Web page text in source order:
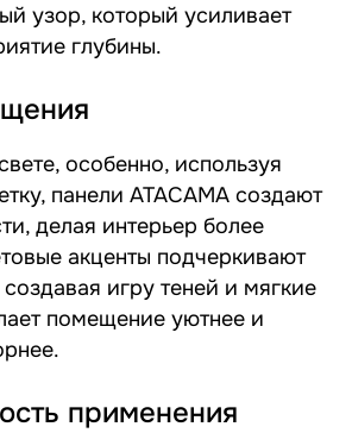
узор, который усиливает
глубины.
особенно, используя
панели ATACAMA создают
делая интерьер более
акценты подчеркивают
игру теней и мягкие
помещение уютнее и
применения